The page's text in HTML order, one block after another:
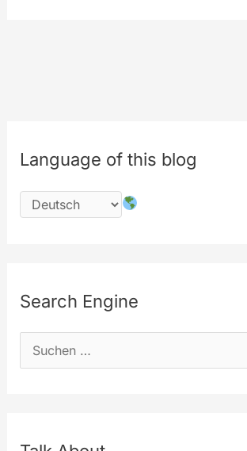
Language of this blog
Search Engine
u
e